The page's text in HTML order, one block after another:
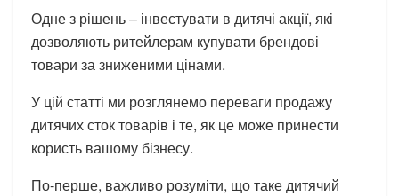
Одне з рішень – інвестувати в дитячі акції, які
дозволяють ритейлерам купувати брендові
товари за зниженими цінами.
У цій статті ми розглянемо переваги продажу
дитячих сток товарів і те, як це може принести
користь вашому бізнесу.
По-перше, важливо розуміти, що таке дитячий